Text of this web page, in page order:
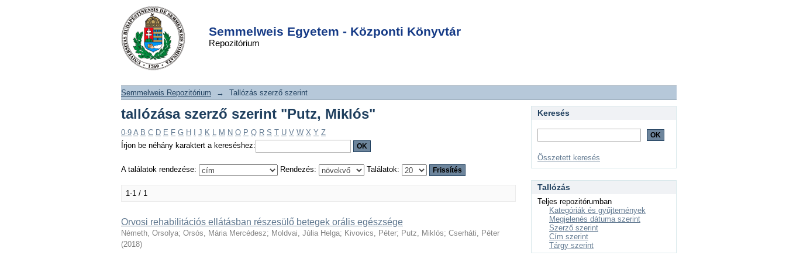
Semmelweis Egyetem - Központi Könyvtár
Repozitórium
tallózása szerző szerint "Putz, Miklós"
DSpace/Manakin Repository
Semmelweis Repozitórium → Tallózás szerző szerint
tallózása szerző szerint "Putz, Miklós"
0-9 A B C D E F G H J K L M N O P Q R S T U V W X Y Z
Írjon be néhány karaktert a kereséshez:
A találatok rendezése: Rendezés: Találatok:
1-1 / 1
Orvosi rehabilitációs ellátásban részesülő betegek orális egészsége
Németh, Orsolya; Orsós, Mária Mercédesz; Moldvai, Júlia Helga; Kivovics, Péter; Putz, Miklós; Cserháti, Péter
(2018)
Keresés
Összetett keresés
Tallózás
Teljes repozitórumban
Kategóriák és gyűjtemények
Megjelenés dátuma szerint
Szerző szerint
Cím szerint
Tárgy szerint